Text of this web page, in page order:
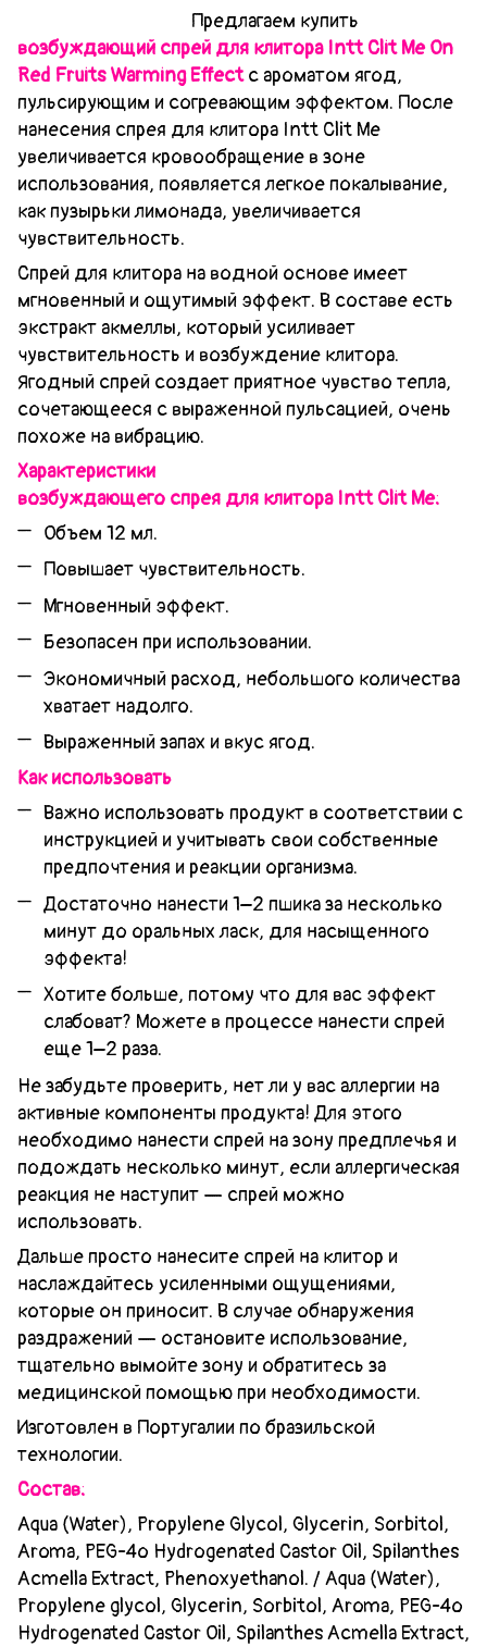
Предлагаем купить
возбуждающий спрей для клитора Intt Clit Me On
Red Fruits Warming Effectс ароматом ягод,
пульсирующим и согревающим эффектом. После
нанесения спрея для клитора Intt Clit Me
увеличивается кровообращение в зоне
использования, появляется легкое покалывание,
как пузырьки лимонада, увеличивается
чувствительность.
Спрей для клитора на водной основе имеет
мгновенный и ощутимый эффект. В составе есть
экстракт акмеллы, который усиливает
чувствительность и возбуждение клитора.
Ягодный спрей создает приятное чувство тепла,
сочетающееся с выраженной пульсацией, очень
похоже на вибрацию.
Характеристики
возбуждающего спрея для клитора Intt Clit Me:
Объем 12 мл.
Повышает чувствительность.
Мгновенный эффект.
Безопасен при использовании.
Экономичный расход, небольшого количества
хватает надолго.
Выраженный запах и вкус ягод.
Как использовать
Важно использовать продукт в соответствии с
инструкцией и учитывать свои собственные
предпочтения и реакции организма.
Достаточно нанести 1–2 пшика за несколько
минут до оральных ласк, для насыщенного
эффекта!
Хотите больше, потому что для вас эффект
слабоват? Можете в процессе нанести спрей
еще 1–2 раза.
Не забудьте проверить, нет ли у вас аллергии на
активные компоненты продукта! Для этого
необходимо нанести спрей на зону предплечья и
подождать несколько минут, если аллергическая
реакция не наступит — спрей можно
использовать.
Дальше просто нанесите спрей на клитор и
наслаждайтесь усиленными ощущениями,
которые он приносит. В случае обнаружения
раздражений — остановите использование,
тщательно вымойте зону и обратитесь за
медицинской помощью при необходимости.
Изготовлен в Португалии по бразильской
технологии.
Состав:
Aqua (Water), Propylene Glycol, Glycerin, Sorbitol,
Aroma, PEG-4o Hydrogenated Castor Oil, Spilanthes
Acmella Extract, Phenoxyethanol. / Aqua (Water),
Propylene glycol, Glycerin, Sorbitol, Aroma, PEG-4o
Hydrogenated Castor Oil, Spilanthes Acmella Extract,